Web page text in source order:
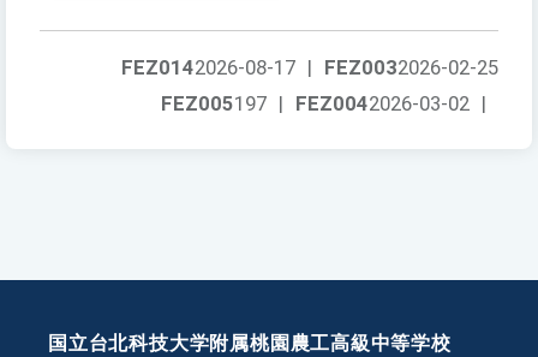
FEZ0032026-02-25
FEZ0142026-08-17 |
FEZ0042026-03-02 |
FEZ005197 |
国立台北科技大学附属桃園農工高級中等学校